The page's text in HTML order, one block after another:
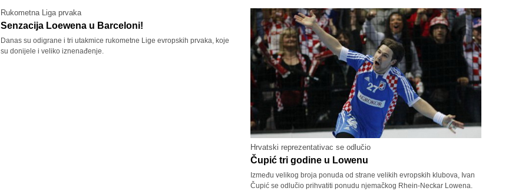
Rukometna Liga prvaka
Senzacija Loewena u Barceloni!
Danas su odigrane i tri utakmice rukometne Lige evropskih prvaka, koje
su donijele i veliko iznenađenje.
Hrvatski reprezentativac se odlučio
Čupić tri godine u Lowenu
Između velikog broja ponuda od strane velikih evropskih klubova, Ivan
Čupić se odlučio prihvatiti ponudu njemačkog Rhein-Neckar Lowena.